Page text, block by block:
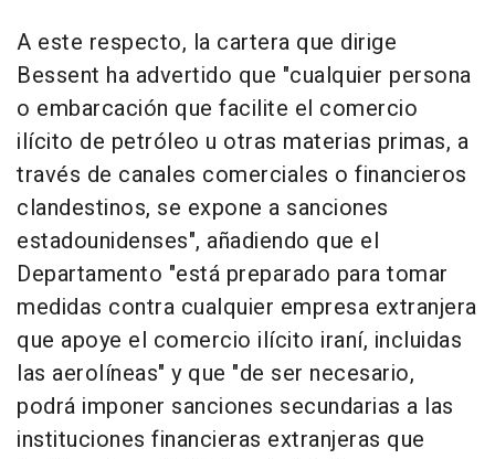
A este respecto, la cartera que dirige
Bessent ha advertido que "cualquier persona
o embarcación que facilite el comercio
ilícito de petróleo u otras materias primas, a
través de canales comerciales o financieros
clandestinos, se expone a sanciones
estadounidenses", añadiendo que el
Departamento "está preparado para tomar
medidas contra cualquier empresa extranjera
que apoye el comercio ilícito iraní, incluidas
las aerolíneas" y que "de ser necesario,
podrá imponer sanciones secundarias a las
instituciones financieras extranjeras que